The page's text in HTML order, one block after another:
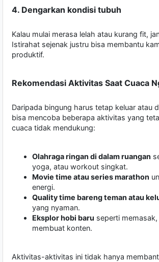
4. Dengarkan kondisi tubuh
Kalau mulai merasa lelah atau kurang fit,
Istirahat sejenak justru bisa membantu
produktif.
Rekomendasi Aktivitas Saat Cuaca
Daripada bingung harus tetap keluar atau
bisa mencoba beberapa aktivitas yang
cuaca tidak mendukung:
Olahraga ringan di dalam ruangan
yoga, atau workout singkat.
Movie time atau series marathon
energi.
Quality time bareng teman atau
yang nyaman.
Eksplor hobi baru seperti
membuat konten.
Aktivitas-aktivitas ini tidak hanya